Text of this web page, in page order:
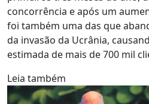
concorrência e após um
foi também uma das que
da invasão da Ucrânia,
estimada de mais de 700 mil
Leia também